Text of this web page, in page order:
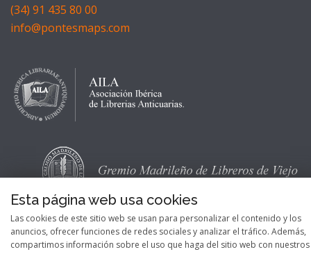
(34) 91 435 80 00
info@pontesmaps.com
Esta página web usa cookies
Las cookies de este sitio web se usan para personalizar el contenido y los
anuncios, ofrecer funciones de redes sociales y analizar el tráfico. Además,
compartimos información sobre el uso que haga del sitio web con nuestros